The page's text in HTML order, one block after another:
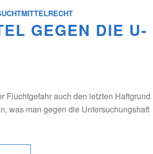
GEGEN DIE U-
Fluchtgefahr auch den letzten Haftgrund
was man gegen die Untersuchungshaft